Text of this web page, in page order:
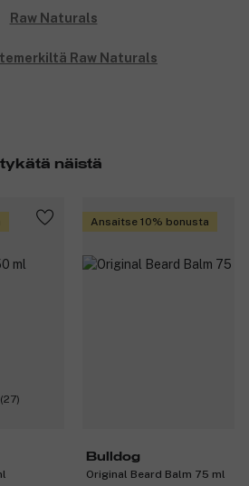
Raw Naturals
näistä
(27)
Ansaitse 10% bonusta
Bulldog
Original Beard Balm 75 ml